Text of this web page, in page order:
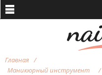
Главная
Маникюрный инструмент